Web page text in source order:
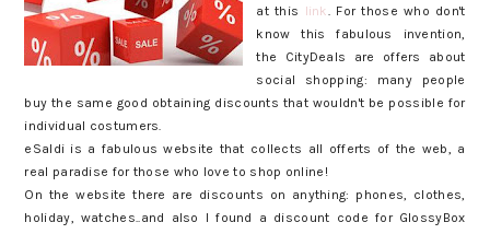
at this link
. For those who don't
know this fabulous invention,
the CityDeals are offers about
social shopping: many people
buy the same good obtaining discounts that wouldn't be possible for
individual costumers.
eSaldi is a fabulous website that collects all offerts of the web, a
real paradise for those who love to shop online!
On the website there are discounts on anything: phones, clothes,
holiday, watches..and also I found a discount code for GlossyBox